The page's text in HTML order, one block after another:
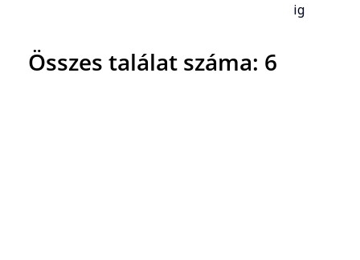
Összes találat száma: 6
ig